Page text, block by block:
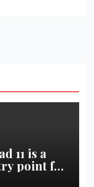
11 is a
point for